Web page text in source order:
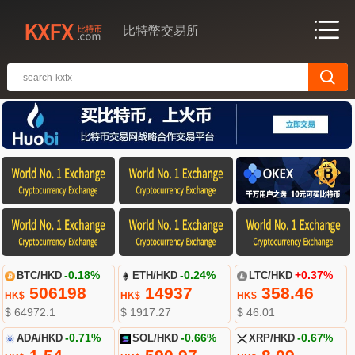
比特幣交易所
BTC/HKD -0.18%
HK$506198
$ 64972.1
ETH/HKD -0.24%
HK$ 14937
$ 1917.27
LTC/HKD +0.37%
HK$358.46
$ 46.01
ADA/HKD -0.71% SOL/HKD -0.66% XRP/HKD -0.67%